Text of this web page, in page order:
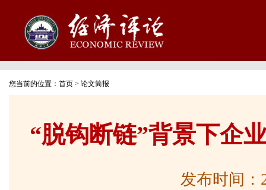
您当前的位置： 首页 > 论文简报
“脱钩断链”背景下企
发布时间：